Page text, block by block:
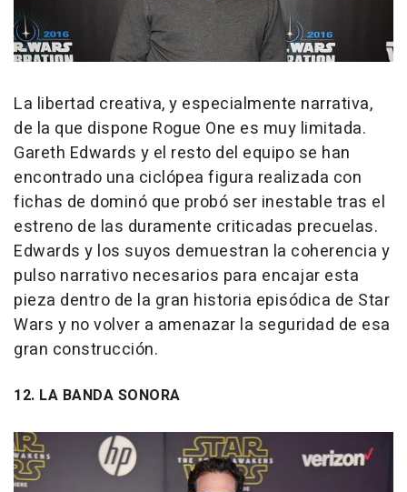
La libertad creativa, y especialmente narrativa,
de la que dispone Rogue One es muy limitada.
Gareth Edwards y el resto del equipo se han
encontrado una ciclópea figura realizada con
fichas de dominó que probó ser inestable tras el
estreno de las duramente criticadas precuelas.
Edwards y los suyos demuestran la coherencia y
pulso narrativo necesarios para encajar esta
pieza dentro de la gran historia episódica de Star
Wars y no volver a amenazar la seguridad de esa
gran construcción.
12. LA BANDA SONORA